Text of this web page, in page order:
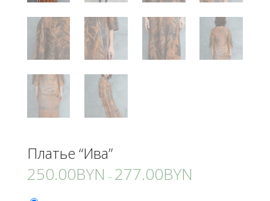
Платье “Ива”
250.00BYN – 277.00BYN